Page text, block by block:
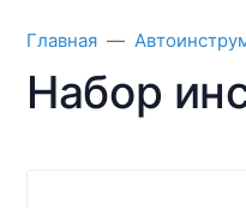
Главная
Набор